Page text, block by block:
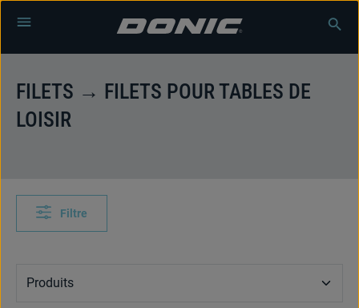
Passer au contenu principal
FILETS → FILETS POUR TABLES DE
LOISIR
Filtre